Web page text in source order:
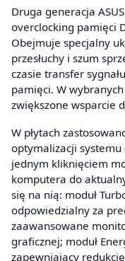
Druga generacja
overclocking pamięci
Obejmuje specjalny
przesłuchy i szum
czasie transfer
pamięci. W
zwiększone wsparcie
W płytach
optymalizacji
jednym kliknięciem
komputera do
się na nią: moduł
odpowiedzialny za
zaawansowane
graficznej; moduł
zapewniający